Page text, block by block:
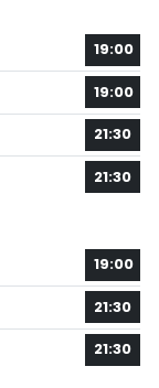
19:00
19:00
21:30
21:30
19:00
21:30
21:30